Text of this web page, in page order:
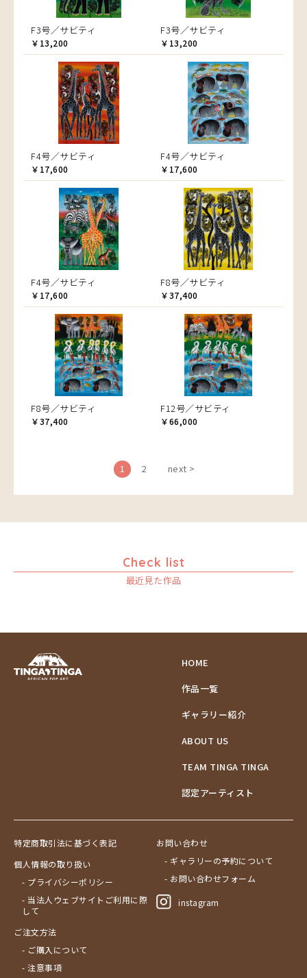
F3号／サビティ
￥13,200
F3号／サビティ
￥13,200
F4号／サビティ
￥17,600
F4号／サビティ
￥17,600
F4号／サビティ
￥17,600
F8号／サビティ
￥37,400
F8号／サビティ
￥37,400
F12号／サビティ
￥66,000
1 2 next >
Check list
最近見た作品
HOME
作品一覧
ギャラリー紹介
ABOUT US
TEAM TINGA TINGA
認定アーティスト
特定商取引法に基づく表記
個人情報の取り扱い
- プライバシーポリシー
- 当法人ウェブサイトご利用に際
して
ご注文方法
- ご購入について
- 注意事項
お問い合わせ
- ギャラリーの予約について
- お問い合わせフォーム
instagram